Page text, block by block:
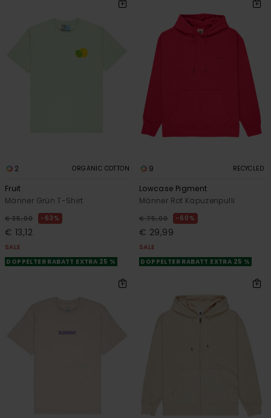
2 ORGANIC COTTON
Fruit
Männer Grün T-Shirt
€ 35,00 63%
€ 13,12
SALE
DOPPELTER RABATT EXTRA 25 %
9 RECYCLED
Lowcase Pigment
Männer Rot Kapuzenpulli
€ 75,00 60%
€ 29,99
SALE
DOPPELTER RABATT EXTRA 25 %